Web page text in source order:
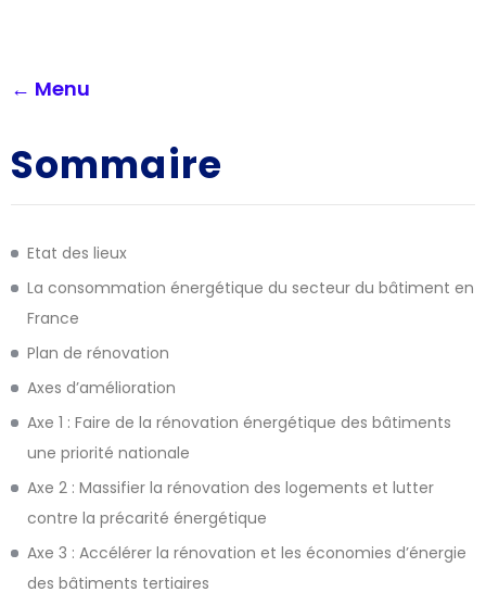
← Menu
Sommaire
Etat des lieux
La consommation énergétique du secteur du bâtiment en
France
Plan de rénovation
Axes d’amélioration
Axe 1 : Faire de la rénovation énergétique des bâtiments
une priorité nationale
Axe 2 : Massifier la rénovation des logements et lutter
contre la précarité énergétique
Axe 3 : Accélérer la rénovation et les économies d’énergie
des bâtiments tertiaires